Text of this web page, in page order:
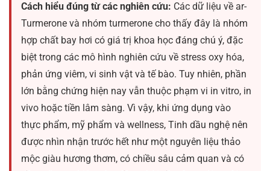
Cách hiểu đúng từ các nghiên cứu: Các dữ liệu về ar-
Turmerone và nhóm turmerone cho thấy đây là nhóm
hợp chất bay hơi có giá trị khoa học đáng chú ý, đặc
biệt trong các mô hình nghiên cứu về stress oxy hóa,
phản ứng viêm, vi sinh vật và tế bào. Tuy nhiên, phần
lớn bằng chứng hiện nay vẫn thuộc phạm vi in vitro, in
vivo hoặc tiền lâm sàng. Vì vậy, khi ứng dụng vào
thực phẩm, mỹ phẩm và wellness, Tinh dầu nghệ nên
được nhìn nhận trước hết như một nguyên liệu thảo
mộc giàu hương thơm, có chiều sâu cảm quan và có